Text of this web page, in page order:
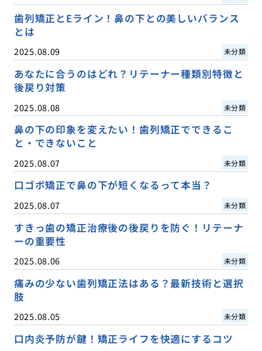
歯列矯正とEライン！鼻の下との美しいバランス
とは
2025.08.09 未分類
あなたに合うのはどれ？リテーナー種類別特徴と
後戻り対策
2025.08.08 未分類
鼻の下の印象を変えたい！歯列矯正でできるこ
と・できないこと
2025.08.07 未分類
口ゴボ矯正で鼻の下が短くなるって本当？
2025.08.07 未分類
すきっ歯の矯正治療後の後戻りを防ぐ！リテーナ
ーの重要性
2025.08.06 未分類
痛みの少ない歯列矯正法はある？最新技術と選択
肢
2025.08.05 未分類
口内炎予防が鍵！矯正ライフを快適にするコツ